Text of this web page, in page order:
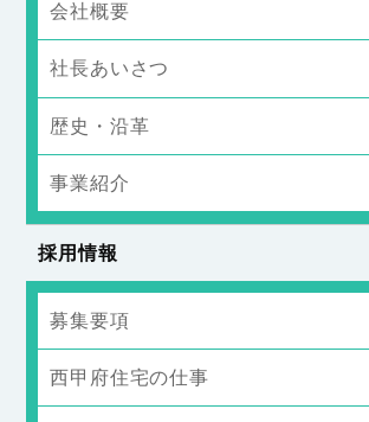
会社概要
社長あいさつ
歴史・沿革
事業紹介
採用情報
募集要項
西甲府住宅の仕事